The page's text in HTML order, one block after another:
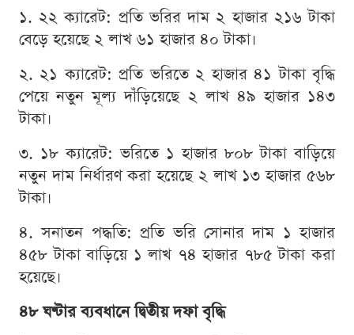
১. ২২ ক্যারেট: প্রতি ভরির দাম ২ হাজার ২১৬ টাকা
বেড়ে হয়েছে ২ লাখ ৬১ হাজার ৪০ টাকা।
২. ২১ ক্যারেট: প্রতি ভরিতে ২ হাজার ৪১ টাকা বৃদ্ধি
পেয়ে নতুন মূল্য দাঁড়িয়েছে ২ লাখ ৪৯ হাজার ১৪৩
টাকা।
৩. ১৮ ক্যারেট: ভরিতে ১ হাজার ৮০৮ টাকা বাড়িয়ে
নতুন দাম নির্ধারণ করা হয়েছে ২ লাখ ১৩ হাজার ৫৬৮
টাকা।
৪. সনাতন পদ্ধতি: প্রতি ভরি সোনার দাম ১ হাজার
৪৫৮ টাকা বাড়িয়ে ১ লাখ ৭৪ হাজার ৭৮৫ টাকা করা
হয়েছে।
৪৮ ঘণ্টার ব্যবধানে দ্বিতীয় দফা বৃদ্ধি